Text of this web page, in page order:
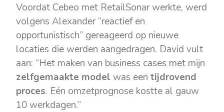
Voordat Cebeo met RetailSonar werkte, werd
volgens Alexander “reactief en
opportunistisch” gereageerd op nieuwe
locaties die werden aangedragen. David vult
aan: “Het maken van business cases met mijn
zelfgemaakte model was een tijdrovend
proces. Eén omzetprognose kostte al gauw
10 werkdagen.”